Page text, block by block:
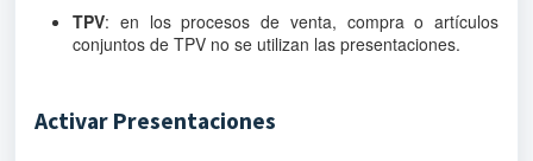
TPV: en los procesos de venta, compra o artículos
conjuntos de TPV no se utilizan las presentaciones.
Activar Presentaciones